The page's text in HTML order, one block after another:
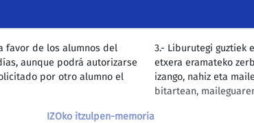
favor de los alumnos del
aunque podrá autorizarse
por otro alumno el
3.- Liburutegi guztiek
etxera eramateko
izango, nahiz eta
bitartean,
IZOko itzulpen-memoria